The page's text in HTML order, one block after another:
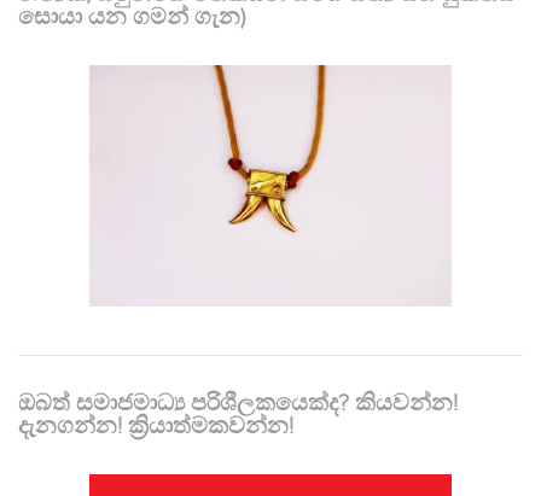
සොයා යන ගමන් ගැන)
ඔබත් සමාජමාධ්‍ය පරිශීලකයෙක්ද? කියවන්න!
දැනගන්න! ක්‍රියාත්මකවන්න!